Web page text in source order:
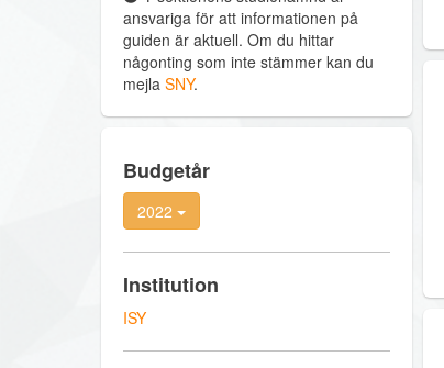
ansvariga för att informationen på
guiden är aktuell. Om du hittar
någonting som inte stämmer kan du
mejla SNY.
Budgetår
2022
Institution
ISY